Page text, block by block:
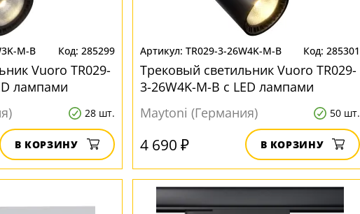
M-B 285299
Vuoro TR029-
лампами
28 шт.
В КОРЗИНУ
TR029-3-26W4K-M-B 285301
Трековый светильник Vuoro TR029-
3-26W4K-M-B с LED лампами
Maytoni (Германия)
50 шт.
4 690 ₽ В КОРЗИНУ